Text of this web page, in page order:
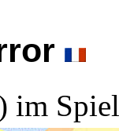
im Spiel